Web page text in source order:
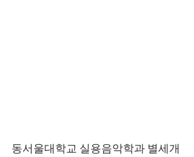
동서울대학교 실용음악학과 별세개